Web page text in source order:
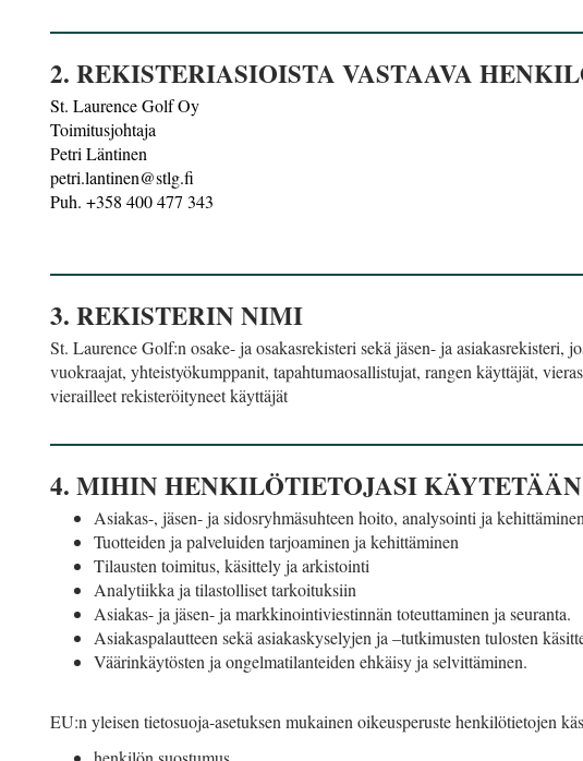
2. REKISTERIASIOISTA VASTAAVA
St. Laurence Golf Oy
Toimitusjohtaja
Petri Läntinen
petri.lantinen@stlg.fi
Puh. +358 400 477 343
3. REKISTERIN NIMI
St. Laurence Golf:n osake- ja osakasrekisteri sekä jäsen- ja asiakasrekisteri,
vuokraajat, yhteistyökumppanit, tapahtumaosallistujat, rangen käyttäjät,
vierailleet rekisteröityneet käyttäjät
4. MIHIN HENKILÖTIETOJASI KÄYTETÄÄN
Asiakas-, jäsen- ja sidosryhmäsuhteen hoito, analysointi ja kehittäminen
Tuotteiden ja palveluiden tarjoaminen ja kehittäminen
Tilausten toimitus, käsittely ja arkistointi
Analytiikka ja tilastolliset tarkoituksiin
Asiakas- ja jäsen- ja markkinointiviestinnän toteuttaminen ja seuranta.
Asiakaspalautteen sekä asiakaskyselyjen ja –tutkimusten tulosten
Väärinkäytösten ja ongelmatilanteiden ehkäisy ja selvittäminen.
EU:n yleisen tietosuoja-asetuksen mukainen oikeusperuste henkilötietojen